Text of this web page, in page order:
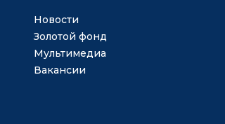
Новости
Золотой фонд
Мультимедиа
Вакансии